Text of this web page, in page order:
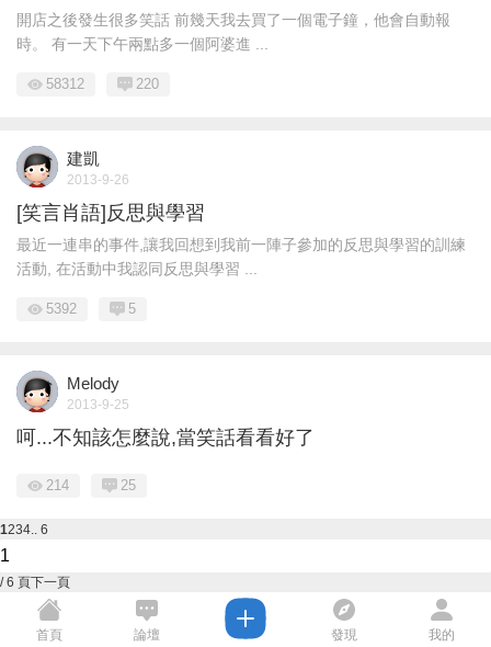
開店之後發生很多笑話 前幾天我去買了一個電子鐘，他會自動報
時。 有一天下午兩點多一個阿婆進 ...
58312 220
建凱
2013-9-26
[笑言肖語]反思與學習
最近一連串的事件,讓我回想到我前一陣子參加的反思與學習的訓練
活動, 在活動中我認同反思與學習 ...
5392 5
Melody
2013-9-25
呵...不知該怎麼說,當笑話看看好了
214 25
1234.. 6
/ 6 頁下一頁
首頁 論壇 發現 我的